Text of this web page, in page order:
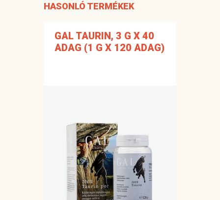
HASONLÓ TERMÉKEK
GAL TAURIN, 3 G X 40
ADAG (1 G X 120 ADAG)